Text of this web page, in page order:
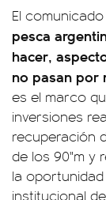
El
pesca
hacer,
no pasan por
es el marco
inversiones
recuperación
de los 90"m y
la
institucional